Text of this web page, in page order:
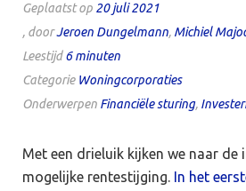
Geplaatst op 20 juli 2021
, doorJeroen Dungelmann, Michiel
Leestijd6minuten
Categorie Woningcorporaties
Onderwerpen Financiële sturing,
Met een drieluik kijken we naar de
mogelijke rentestijging. In het